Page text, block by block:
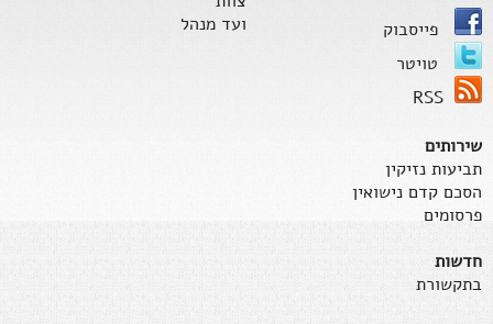
פייסבוק
טויטר
RSS
ועד מנהל
שירותים
תביעות נזיקין
הסכם קדם נישואין
פרסומים
חדשות
בתקשורת